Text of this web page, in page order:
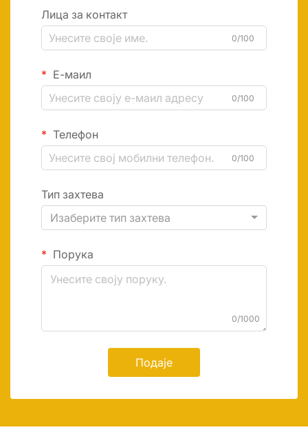
Лица за контакт
0/100
Е-маил
0/100
Телефон
0/100
Тип захтева
Изаберите тип захтева
Порука
0/1000
Подаје